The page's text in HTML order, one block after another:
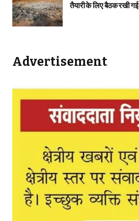
तैयारी के लिए बैठक रखी गई
Advertisement